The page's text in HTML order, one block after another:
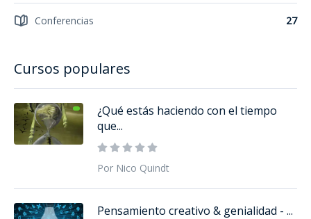
Conferencias 27
Cursos populares
¿Qué estás haciendo con el tiempo
que...
Por Nico Quindt
Pensamiento creativo & genialidad - ...